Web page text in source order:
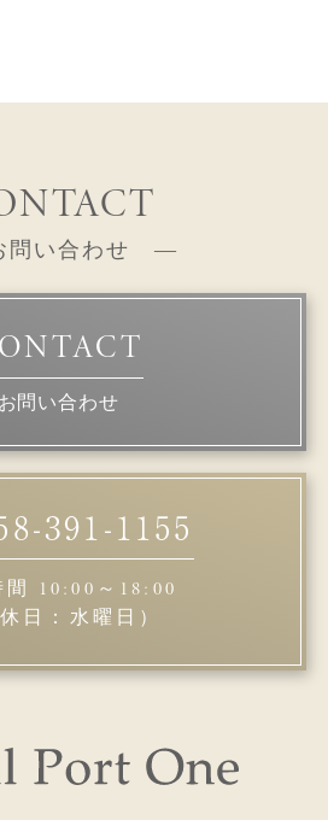
お問い合わせ
391-1155
間 10:00～18:00
休日：水曜日）